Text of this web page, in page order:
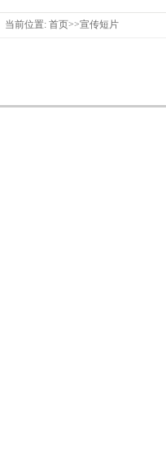
当前位置: 首页>>宣传短片